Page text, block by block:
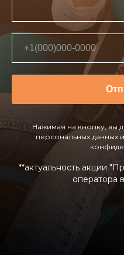
Нажимая на кнопку, вы
персональных данных
**актуальность акции
оператора